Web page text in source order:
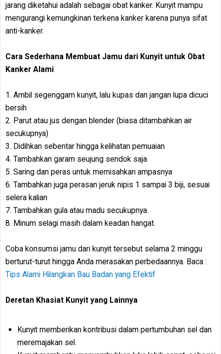
jarang diketahui adalah sebagai obat kanker. Kunyit mampu
mengurangi kemungkinan terkena kanker karena punya sifat
anti-kanker.
Cara Sederhana Membuat Jamu dari Kunyit untuk Obat
Kanker Alami
1. Ambil segenggam kunyit, lalu kupas dan jangan lupa dicuci
bersih
2. Parut atau jus dengan blender (biasa ditambahkan air
secukupnya)
3. Didihkan sebentar hingga kelihatan pemuaian
4. Tambahkan garam seujung sendok saja
5. Saring dan peras untuk memisahkan ampasnya
6. Tambahkan juga perasan jeruk nipis 1 sampai 3 biji, sesuai
selera kalian
7. Tambahkan gula atau madu secukupnya
8. Minum selagi masih dalam keadan hangat.
Coba konsumsi jamu dari kunyit tersebut selama 2 minggu
berturut-turut hingga Anda merasakan perbedaannya. Baca :
Tips Alami Hilangkan Bau Badan yang Efektif
Deretan Khasiat Kunyit yang Lainnya
Kunyit memberikan kontribusi dalam pertumbuhan sel dan
meremajakan sel.